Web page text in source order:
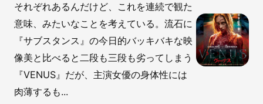
それぞれあるんだけど、これを連続で観た
意味、みたいなことを考えている。流石に
『サブスタンス』の今日的バッキバキな映
像美と比べると二段も三段も劣ってしまう
『VENUS』だが、主演女優の身体性には
肉薄するも...